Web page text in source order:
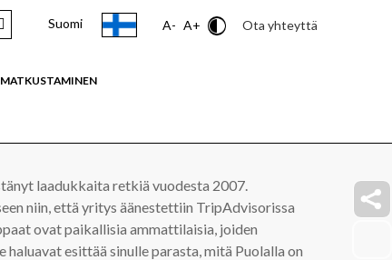
Suomi A- A+ ContrastOta yhteyttä
MATKUSTAMINEN
laadukkaita retkiä vuodesta 2007.
niin, että yritys äänestettiin TripAdvisorissa
ovat paikallisia ammattilaisia, joiden
haluavat esittää sinulle parasta, mitä Puolalla on